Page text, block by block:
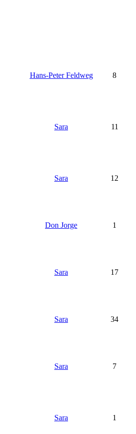
Hans-Peter Feldweg 8
Sara 11
Sara 12
Don Jorge 1
Sara 17
Sara 34
Sara 7
Sara 1